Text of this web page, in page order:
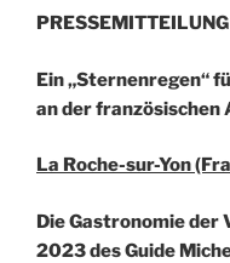
PRESSEMITTEILUNG
Ein „Sternenregen“
an der
La Roche-sur-Yon
Die Gastronomie der
2023 des Guide